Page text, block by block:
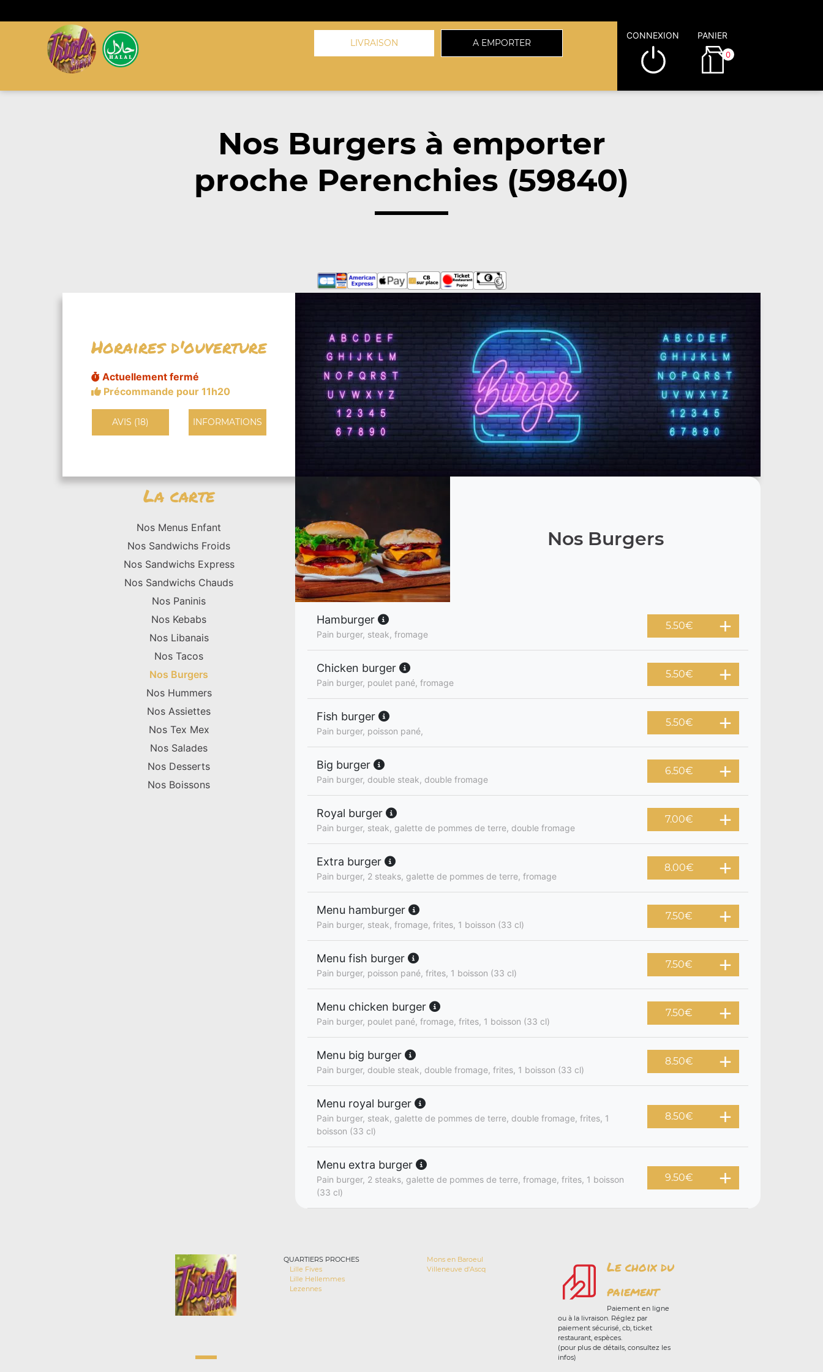
LIVRAISON A EMPORTER
CONNEXION PANIER
0
Nos Burgers à emporter
proche Perenchies (59840)
Horaires d'ouverture
Actuellement fermé
Précommande pour 11h20
AVIS (18) INFORMATIONS
La carte
Nos Menus Enfant
Nos Sandwichs Froids
Nos Sandwichs Express
Nos Sandwichs Chauds
Nos Paninis
Nos Kebabs
Nos Libanais
Nos Tacos
Nos Burgers
Nos Hummers
Nos Assiettes
Nos Tex Mex
Nos Salades
Nos Desserts
Nos Boissons
Nos Burgers
Hamburger
Pain burger, steak, fromage
5.50€
Chicken burger
Pain burger, poulet pané, fromage
5.50€
Fish burger
Pain burger, poisson pané,
5.50€
Big burger
Pain burger, double steak, double fromage
6.50€
Royal burger
Pain burger, steak, galette de pommes de terre, double fromage
7.00€
Extra burger
Pain burger, 2 steaks, galette de pommes de terre, fromage
8.00€
Menu hamburger
Pain burger, steak, fromage, frites, 1 boisson (33 cl)
7.50€
Menu fish burger
Pain burger, poisson pané, frites, 1 boisson (33 cl)
7.50€
Menu chicken burger
Pain burger, poulet pané, fromage, frites, 1 boisson (33 cl)
7.50€
Menu big burger
Pain burger, double steak, double fromage, frites, 1 boisson (33 cl)
8.50€
Menu royal burger
Pain burger, steak, galette de pommes de terre, double fromage, frites, 1
boisson (33 cl)
8.50€
Menu extra burger
Pain burger, 2 steaks, galette de pommes de terre, fromage, frites, 1 boisson
(33 cl)
9.50€
QUARTIERS PROCHES
Lille Fives
Lille Hellemmes
Lezennes
Mons en Baroeul
Villeneuve d'Ascq
Le choix du
paiement
Paiement en ligne
ou à la livraison. Réglez par
paiement sécurisé, cb, ticket
restaurant, espèces.
(pour plus de détails, consultez les
infos)